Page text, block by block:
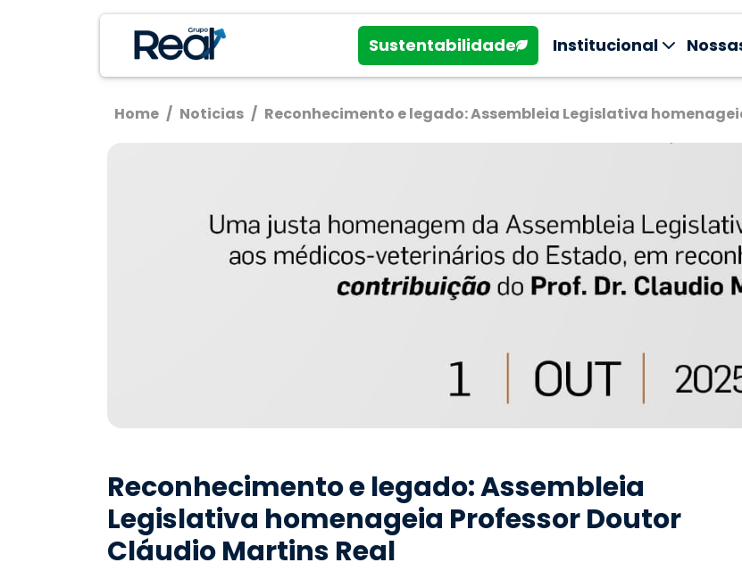
Sustentabilidade Institucional
Home / Noticias / Reconhecimento e legado: Assembleia Legislativa
Reconhecimento e legado: Assembleia
Legislativa homenageia Professor Doutor
Cláudio Martins Real